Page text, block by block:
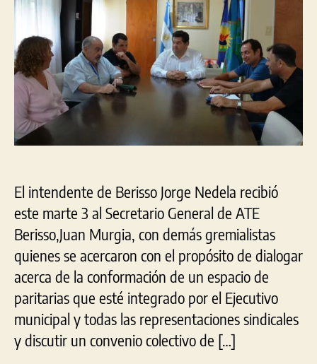
El intendente de Berisso Jorge Nedela recibió
este marte 3 al Secretario General de ATE
Berisso,Juan Murgia, con demás gremialistas
quienes se acercaron con el propósito de dialogar
acerca de la conformación de un espacio de
paritarias que esté integrado por el Ejecutivo
municipal y todas las representaciones sindicales
y discutir un convenio colectivo de […]